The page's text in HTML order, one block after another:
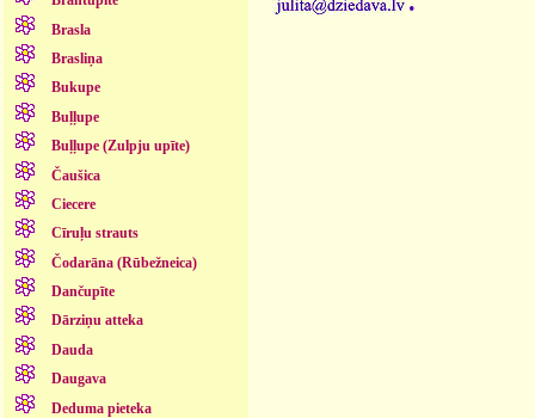
Brasla
Brasliņa
Bukupe
Buļļupe
Buļļupe (Zulpju upīte)
Čaušica
Ciecere
Cīruļu strauts
Čodarāna (Rūbežneica)
Dančupīte
Dārziņu atteka
Dauda
Daugava
Deduma pieteka